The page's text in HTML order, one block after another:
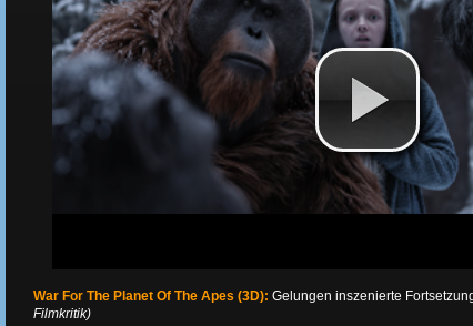
War For The Planet Of The Apes (3D): Gelungen inszenierte
Filmkritik)